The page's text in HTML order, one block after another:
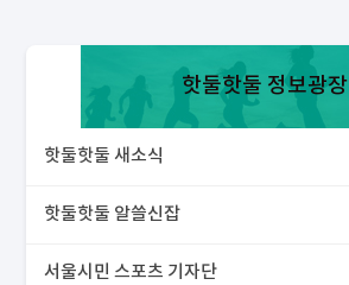
핫둘핫둘 정보광장
핫둘핫둘 새소식
핫둘핫둘 알쓸신잡
서울시민 스포츠 기자단